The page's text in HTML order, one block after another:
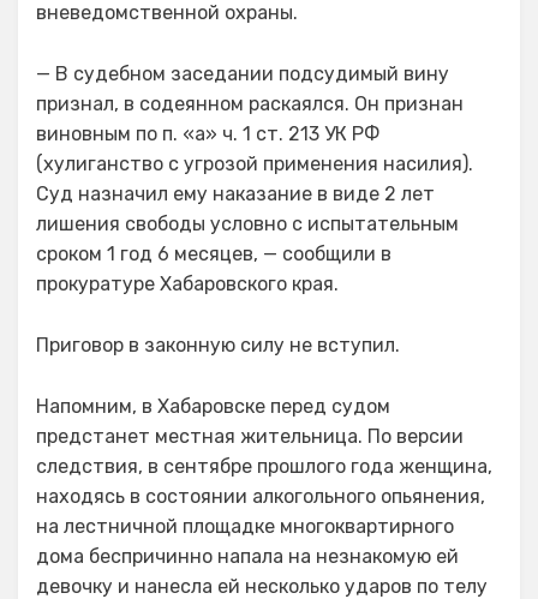
вневедомственной охраны.
— В судебном заседании подсудимый вину
признал, в содеянном раскаялся. Он признан
виновным по п. «а» ч. 1 ст. 213 УК РФ
(хулиганство с угрозой применения насилия).
Суд назначил ему наказание в виде 2 лет
лишения свободы условно с испытательным
сроком 1 год 6 месяцев, — сообщили в
прокуратуре Хабаровского края.
Приговор в законную силу не вступил.
Напомним, в Хабаровске перед судом
предстанет местная жительница. По версии
следствия, в сентябре прошлого года женщина,
находясь в состоянии алкогольного опьянения,
на лестничной площадке многоквартирного
дома беспричинно напала на незнакомую ей
девочку и нанесла ей несколько ударов по телу